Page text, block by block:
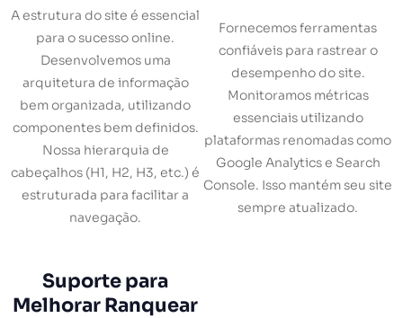
A estrutura do site é essencial
para o sucesso online.
Desenvolvemos uma
arquitetura de informação
bem organizada, utilizando
componentes bem definidos.
Nossa hierarquia de
cabeçalhos (H1, H2, H3, etc.) é
estruturada para facilitar a
navegação.
Fornecemos ferramentas
confiáveis para rastrear o
desempenho do site.
Monitoramos métricas
essenciais utilizando
plataformas renomadas como
Google Analytics e Search
Console. Isso mantém seu site
sempre atualizado.
Suporte para
Melhorar Ranquear